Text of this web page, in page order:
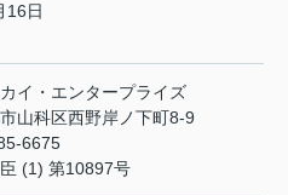
16日
イ・エンタープライズ
山科区西野岸ノ下町8-9
6675
(1) 第10897号